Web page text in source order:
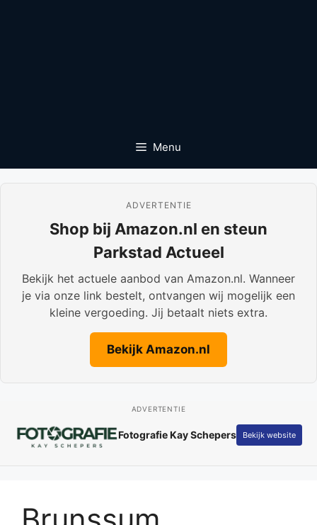
Menu
ADVERTENTIE
Shop bij Amazon.nl en steun
Parkstad Actueel
Bekijk het actuele aanbod van Amazon.nl. Wanneer
je via onze link bestelt, ontvangen wij mogelijk een
kleine vergoeding. Jij betaalt niets extra.
Bekijk Amazon.nl
ADVERTENTIE
Fotografie Kay Schepers Bekijk website